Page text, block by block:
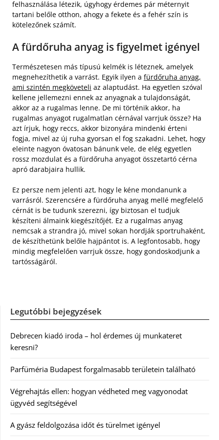
felhasználása létezik, úgyhogy érdemes pár méternyit
tartani belőle otthon, ahogy a fekete és a fehér szín is
kötelezőnek számít.
A fürdőruha anyag is figyelmet igényel
Természetesen más típusú kelmék is léteznek, amelyek
megnehezíthetik a varrást. Egyik ilyen a fürdőruha anyag,
ami szintén megköveteli az alaptudást. Ha egyetlen szóval
kellene jellemezni ennek az anyagnak a tulajdonságát,
akkor az a rugalmas lenne. De mi történik akkor, ha
rugalmas anyagot rugalmatlan cérnával varrjuk össze? Ha
azt írjuk, hogy reccs, akkor bizonyára mindenki érteni
fogja, mivel az új ruha gyorsan el fog szakadni. Lehet, hogy
eleinte nagyon óvatosan bánunk vele, de elég egyetlen
rossz mozdulat és a fürdőruha anyagot összetartó cérna
apró darabjaira hullik.
Ez persze nem jelenti azt, hogy le kéne mondanunk a
varrásról. Szerencsére a fürdőruha anyag mellé megfelelő
cérnát is be tudunk szerezni, így biztosan el tudjuk
készíteni álmaink kiegészítőjét. Ez a rugalmas anyag
nemcsak a strandra jó, mivel sokan hordják sportruhaként,
de készíthetünk belőle hajpántot is. A legfontosabb, hogy
mindig megfelelően varrjuk össze, hogy gondoskodjunk a
tartósságáról.
Legutóbbi bejegyzések
Debrecen kiadó iroda – hol érdemes új munkateret
keresni?
Parfüméria Budapest forgalmasabb területein található
Végrehajtás ellen: hogyan védheted meg vagyonodat
ügyvéd segítségével
A gyász feldolgozása időt és türelmet igényel